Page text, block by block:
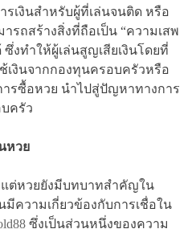
เงินสำหรับผู้ที่เล่นจนติด หรือ
รถสร้างสิ่งที่ถือเป็น “ความเสพ
ซึ่งทำให้ผู้เล่นสูญเสียเงินโดยที่
งินจากกองทุนครอบครัวหรือ
ารซื้อหวย นำไปสู่ปัญหาทางการ
ครัว
หวย
ต่หวยยังมีบทบาทสำคัญใน
ความเกี่ยวข้องกับการเชื่อใน
ซึ่งเป็นส่วนหนึ่งของความ